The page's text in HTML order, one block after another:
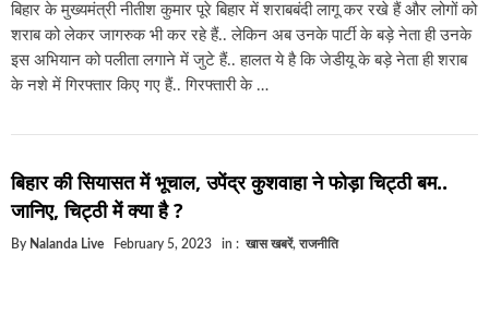
बिहार के मुख्यमंत्री नीतीश कुमार पूरे बिहार में शराबबंदी लागू कर रखे हैं और लोगों को
शराब को लेकर जागरुक भी कर रहे हैं.. लेकिन अब उनके पार्टी के बड़े नेता ही उनके
इस अभियान को पलीता लगाने में जुटे हैं.. हालत ये है कि जेडीयू के बड़े नेता ही शराब
के नशे में गिरफ्तार किए गए हैं.. गिरफ्तारी के …
बिहार की सियासत में भूचाल, उपेंद्र कुशवाहा ने फोड़ा चिट्ठी बम..
जानिए, चिट्ठी में क्या है ?
By Nalanda Live February 5, 2023 in : खास खबरें, राजनीति